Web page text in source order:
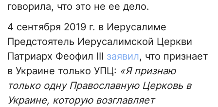
говорила, что это не ее дело.
4 сентября 2019 г. в Иерусалиме
Предстоятель Иерусалимской Церкви
Патриарх Феофил III заявил, что признает
в Украине только УПЦ: «Я признаю
только одну Православную Церковь в
Украине, которую возглавляет